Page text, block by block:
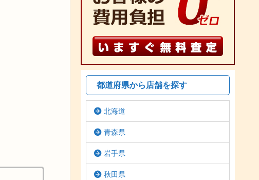
都道府県から店舗を探す
北海道
青森県
岩手県
秋田県